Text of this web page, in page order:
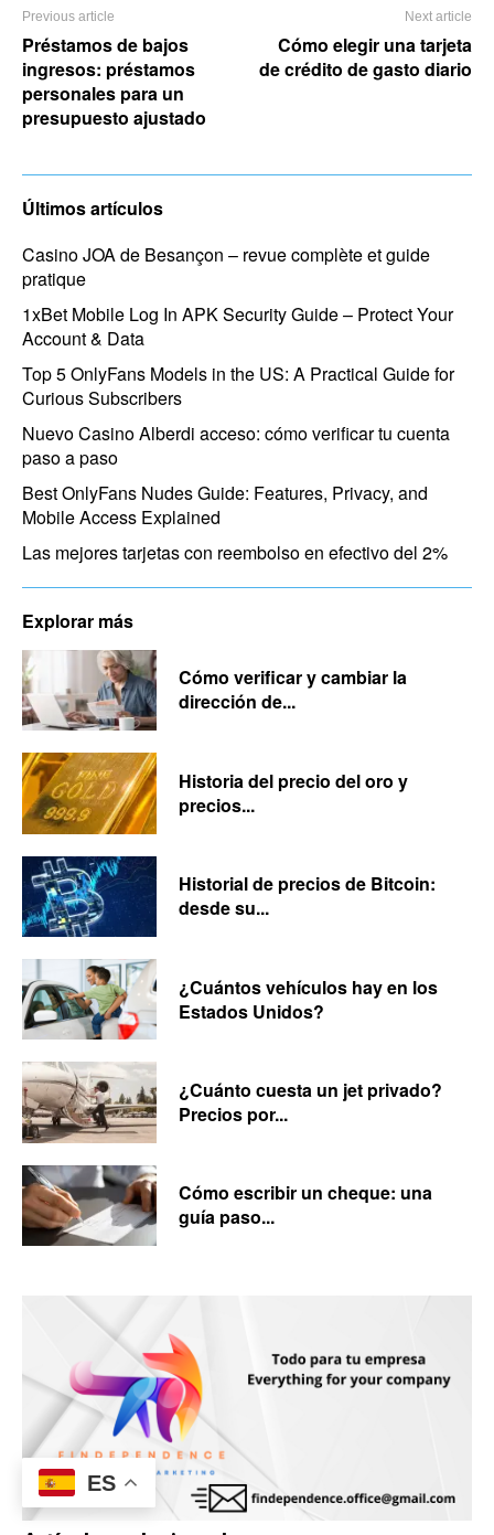
Previous article
Préstamos de bajos
ingresos: préstamos
personales para un
presupuesto ajustado
Next article
Cómo elegir una tarjeta
de crédito de gasto diario
Últimos artículos
Casino JOA de Besançon – revue complète et guide
pratique
1xBet Mobile Log In APK Security Guide – Protect Your
Account & Data
Top 5 OnlyFans Models in the US: A Practical Guide for
Curious Subscribers
Nuevo Casino Alberdi acceso: cómo verificar tu cuenta
paso a paso
Best OnlyFans Nudes Guide: Features, Privacy, and
Mobile Access Explained
Las mejores tarjetas con reembolso en efectivo del 2%
Explorar más
Cómo verificar y cambiar la
dirección de...
Historia del precio del oro y
precios...
Historial de precios de Bitcoin:
desde su...
¿Cuántos vehículos hay en los
Estados Unidos?
¿Cuánto cuesta un jet privado?
Precios por...
Cómo escribir un cheque: una
guía paso...
ES